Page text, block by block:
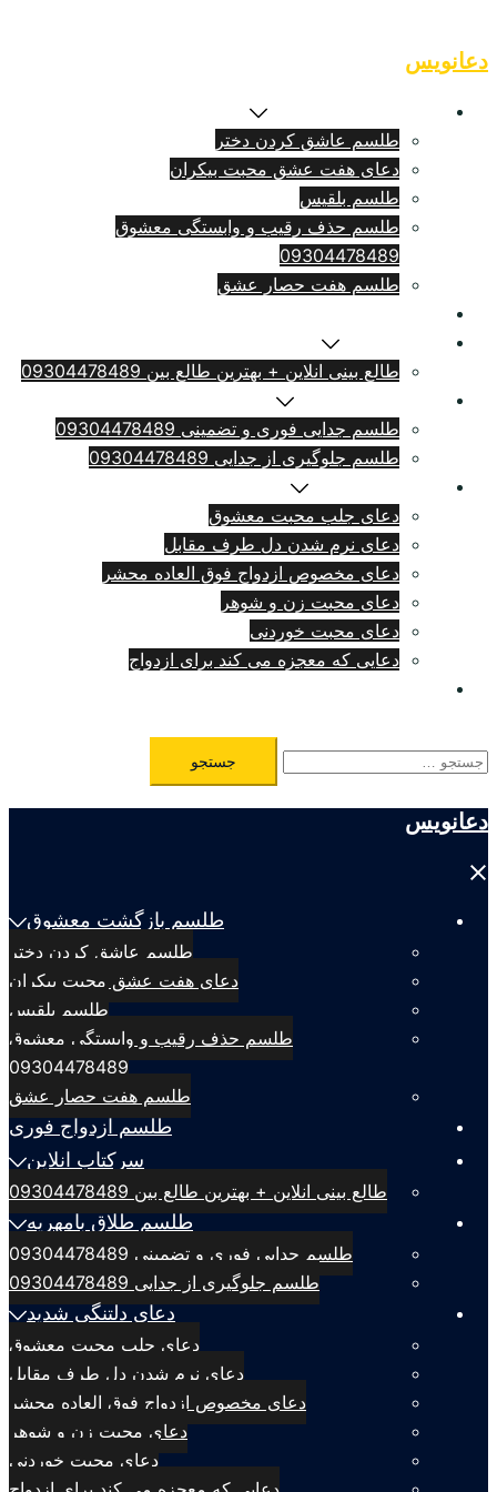
to
content
دعانویس
طلسم عاشق کردن دختر
دعای هفت عشق محبت بیکران
طلسم بلقيس
طلسم حذف رقیب و وابستگی معشوق
09304478489
طلسم هفت حصار عشق
طالع بینی انلاین + بهترین طالع بین 09304478489
طلسم جدایی فوری و تضمینی 09304478489
طلسم جلوگیری از جدایی 09304478489
دعای جلب محبت معشوق
دعای نرم شدن دل طرف مقابل
دعای مخصوص ازدواج فوق العاده محشر
دعای محبت زن و شوهر
دعای محبت خوردنی
دعایی که معجزه می کند برای ازدواج
جستجو
برای:
دعانویس
Close
طلسم بازگشت معشوق
طلسم عاشق کردن دختر
دعای هفت عشق محبت بیکران
طلسم بلقيس
طلسم حذف رقیب و وابستگی معشوق
09304478489
طلسم هفت حصار عشق
طلسم ازدواج فوری
سرکتاب انلاین
طالع بینی انلاین + بهترین طالع بین 09304478489
طلسم طلاق بامهریه
طلسم جدایی فوری و تضمینی 09304478489
طلسم جلوگیری از جدایی 09304478489
دعای دلتنگی شدید
دعای جلب محبت معشوق
دعای نرم شدن دل طرف مقابل
دعای مخصوص ازدواج فوق العاده محشر
دعای محبت زن و شوهر
دعای محبت خوردنی